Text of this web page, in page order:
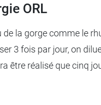
ORL
de la gorge comme le
3 fois par jour, on
être réalisé que cinq